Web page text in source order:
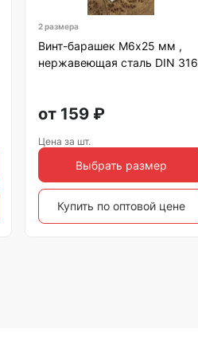
2 размера
Винт-барашек М6х25 мм ,
нержавеющая сталь DIN 316
от 159₽
Цена за шт.
Выбрать размер
Купить по оптовой цене